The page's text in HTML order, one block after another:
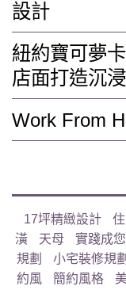
設計
紐約寶可夢
店面打造沉
Work From
17坪精緻設計
潢
天母 實踐成
規劃
小宅裝修規劃
約風
簡約風格